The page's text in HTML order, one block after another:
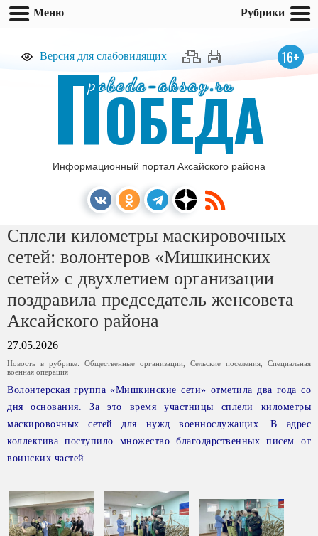
Версия для слабовидящих 16+
pobeda-aksay.ru
ПОБЕДА
Информационный портал Аксайского района
Сплели километры маскировочных
сетей: волонтеров «Мишкинских
сетей» с двухлетием организации
поздравила председатель женсовета
Аксайского района
27.05.2026
Новость в рубрике: Общественные организации Сельские поселения
Специальная
военная операция
Волонтерская группа «Мишкинские сети» отметила два года со
дня основания. За это время участницы сплели километры
маскировочных сетей для нужд военнослужащих. В адрес
коллектива поступило множество благодарственных писем от
воинских частей.
Меню Рубрики